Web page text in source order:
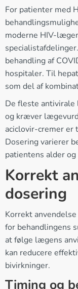
For patienter med
moderne HIV-
behandling af
hospitaler. Til
som del af
De fleste
og kræver
aciclovir-cremer
Dosering varierer
patientens alder
Korrekt
dosering
Korrekt
for behandlingens
at følge lægens
kan reducere
bivirkninger.
Timing og